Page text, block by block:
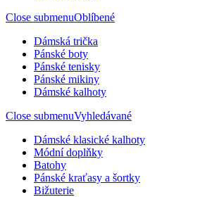
Close submenuOblíbené
Dámská trička
Pánské boty
Pánské tenisky
Pánské mikiny
Dámské kalhoty
Close submenuVyhledávané
Dámské klasické kalhoty
Módní doplňky
Batohy
Pánské kraťasy a šortky
Bižuterie